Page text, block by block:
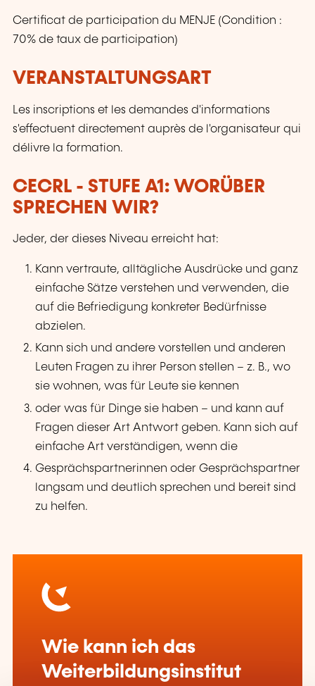
Certificat de participation du MENJE (Condition :
70% de taux de participation)
VERANSTALTUNGSART
Les inscriptions et les demandes d'informations
s'effectuent directement auprès de l'organisateur qui
délivre la formation.
CECRL - STUFE A1: WORÜBER
SPRECHEN WIR?
Jeder, der dieses Niveau erreicht hat:
Kann vertraute, alltägliche Ausdrücke und ganz
einfache Sätze verstehen und verwenden, die
auf die Befriedigung konkreter Bedürfnisse
abzielen.
Kann sich und andere vorstellen und anderen
Leuten Fragen zu ihrer Person stellen – z. B., wo
sie wohnen, was für Leute sie kennen
oder was für Dinge sie haben – und kann auf
Fragen dieser Art Antwort geben. Kann sich auf
einfache Art verständigen, wenn die
Gesprächspartnerinnen oder Gesprächspartner
langsam und deutlich sprechen und bereit sind
zu helfen.
Wie kann ich das
Weiterbildungsinstitut